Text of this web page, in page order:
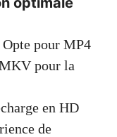
Opte pour MP4
pour la
en HD
de